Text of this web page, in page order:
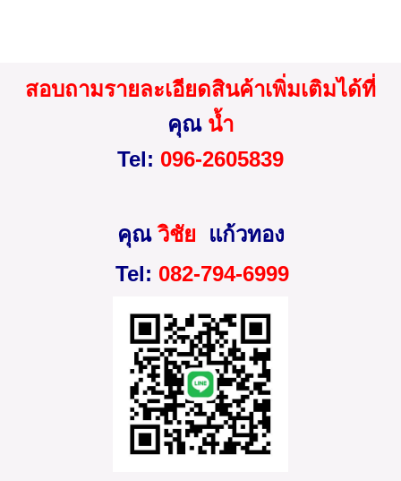
สอบถามรายละเอียดสินค้าเพิ่มเติมได้ที่
คุณน้ำ
Tel: 096-2605839
คุณวิชัย แก้วทอง
Tel: 082-794-6999